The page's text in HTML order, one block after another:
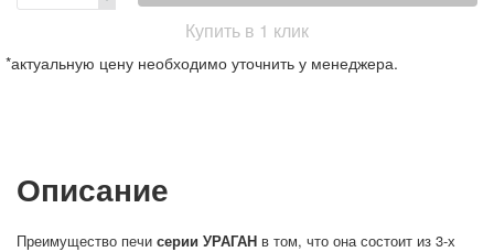
Купить в 1 клик
*актуальную цену необходимо уточнить у менеджера.
Описание
Преимущество печи серии УРАГАН в том, что она состоит из 3-х